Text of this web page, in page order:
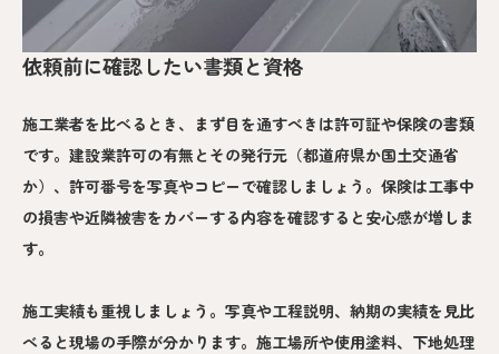
依頼前に確認したい書類と資格
施工業者を比べるとき、まず目を通すべきは許可証や保険の書類
です。建設業許可の有無とその発行元（都道府県か国土交通省
か）、許可番号を写真やコピーで確認しましょう。保険は工事中
の損害や近隣被害をカバーする内容を確認すると安心感が増しま
す。
施工実績も重視しましょう。写真や工程説明、納期の実績を見比
べると現場の手際が分かります。施工場所や使用塗料、下地処理